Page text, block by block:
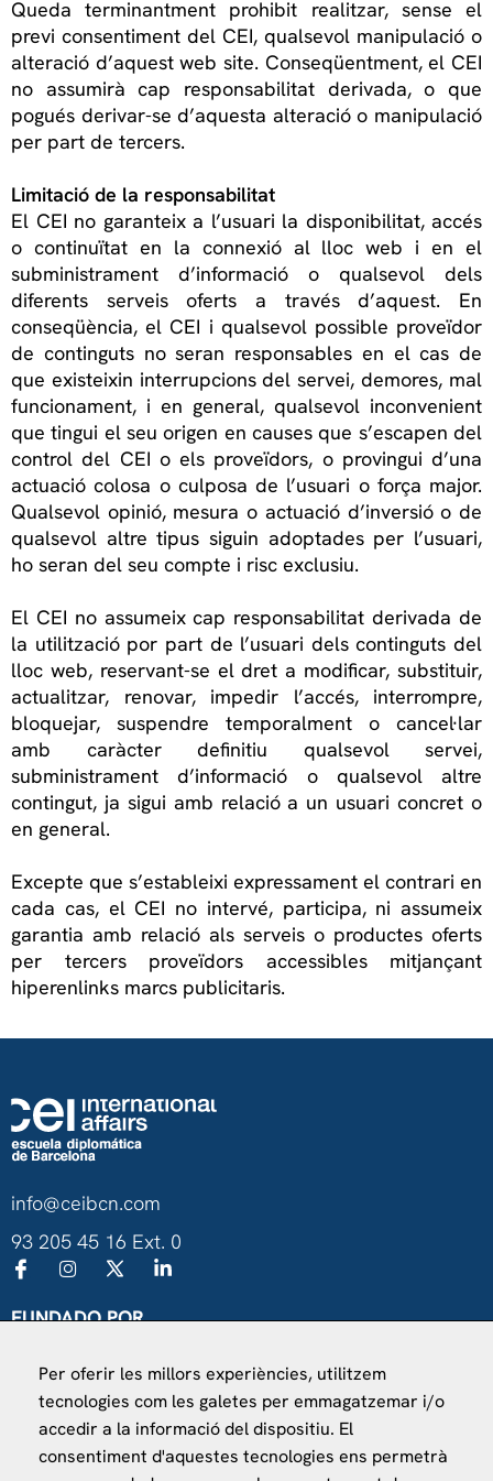
Queda terminantment prohibit realitzar, sense el
previ consentiment del CEI, qualsevol manipulació o
alteració d’aquest web site. Conseqüentment, el CEI
no assumirà cap responsabilitat derivada, o que
pogués derivar-se d’aquesta alteració o manipulació
per part de tercers.
Limitació de la responsabilitat
El CEI no garanteix a l’usuari la disponibilitat, accés
o continuïtat en la connexió al lloc web i en el
subministrament d’informació o qualsevol dels
diferents serveis oferts a través d’aquest. En
conseqüència, el CEI i qualsevol possible proveïdor
de continguts no seran responsables en el cas de
que existeixin interrupcions del servei, demores, mal
funcionament, i en general, qualsevol inconvenient
que tingui el seu origen en causes que s’escapen del
control del CEI o els proveïdors, o provingui d’una
actuació colosa o culposa de l’usuari o força major.
Qualsevol opinió, mesura o actuació d’inversió o de
qualsevol altre tipus siguin adoptades per l’usuari,
ho seran del seu compte i risc exclusiu.
El CEI no assumeix cap responsabilitat derivada de
la utilització por part de l’usuari dels continguts del
lloc web, reservant-se el dret a modificar, substituir,
actualitzar, renovar, impedir l’accés, interrompre,
bloquejar, suspendre temporalment o cancel·lar
amb caràcter definitiu qualsevol servei,
subministrament d’informació o qualsevol altre
contingut, ja sigui amb relació a un usuari concret o
en general.
Excepte que s’estableixi expressament el contrari en
cada cas, el CEI no intervé, participa, ni assumeix
garantia amb relació als serveis o productes oferts
per tercers proveïdors accessibles mitjançant
hiperenlinks marcs publicitaris.
info@ceibcn.com
93 205 45 16 Ext. 0
FUNDADO POR
Ministerio de Asuntos Exteriores, UE y Cooperación
Fundación "la Caixa"
Per oferir les millors experiències, utilitzem
tecnologies com les galetes per emmagatzemar i/o
accedir a la informació del dispositiu. El
consentiment d'aquestes tecnologies ens permetrà